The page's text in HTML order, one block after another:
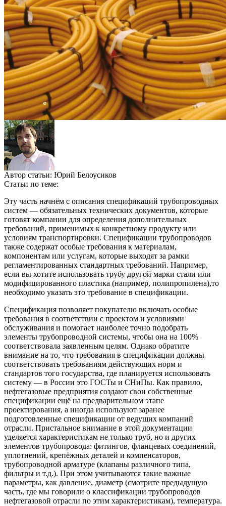
Автор статьи: Юрий Белоусиков
Статьи по теме:
Эту часть начнём с описания спецификаций трубопроводных
систем — обязательных технических документов, которые
готовят компании для определения дополнительных
требований, применимых к конкретному продукту или
условиям транспортировки. Спецификации трубопроводов
также содержат особые требования к материалам,
компонентам или услугам, которые выходят за рамки
регламентированных стандартных требований. Например,
если вы хотите использовать трубу другой марки стали или
модифицированного пластика (например, полипропилена),то
необходимо указать это требование в спецификации.
Спецификация позволяет покупателю включать особые
требования в соответствии с проектом и условиями
обслуживания и помогает наиболее точно подобрать
элементы трубопроводной системы, чтобы она на 100%
соответствовала заявленным целям. Однако обратите
внимание на то, что требования в спецификации должны
соответствовать требованиям действующих норм и
стандартов того государства, где планируется использовать
систему — в России это ГОСТы и СНиПы. Как правило,
нефтегазовые предприятия создают свои собственные
спецификации ещё на предварительном этапе
проектирования, а иногда используют заранее
подготовленные спецификации от ведущих компаний
отрасли. Пристальное внимание в этой документации
уделяется характеристикам не только труб, но и других
элементов трубопровода: фитингов, фланцевых соединений,
уплотнений, крепёжных деталей и компенсаторов,
трубопроводной арматуре (клапаны различного типа,
фильтры и т.д.). При этом учитываются такие важные
параметры, как давление, диаметр (смотрите предыдущую
часть, где мы говорили о классификации трубопроводов
нефтегазовой отрасли по этим характеристикам), температура.